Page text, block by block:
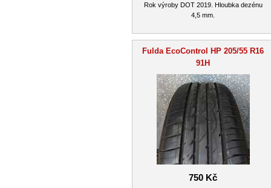
Rok výroby DOT 2019. Hloubka dezénu
4,5 mm.
Fulda EcoControl HP 205/55 R16
91H
750 Kč